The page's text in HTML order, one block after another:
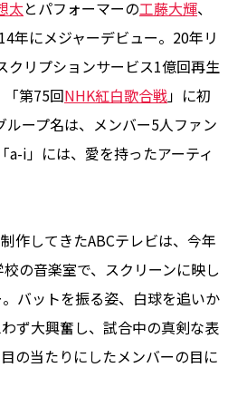
太とパフォーマーの工藤大輝、
年にメジャーデビュー。20年リ
クリプションサービス1億回再生
第75回NHK紅白歌合戦」に初
ープ名は、メンバー5人ファン
i」には、愛を持ったアーティ
作してきたABCテレビは、今年
の音楽室で、スクリーンに映し
バットを振る姿、白球を追いか
ず大興奮し、試合中の真剣な表
の当たりにしたメンバーの目に